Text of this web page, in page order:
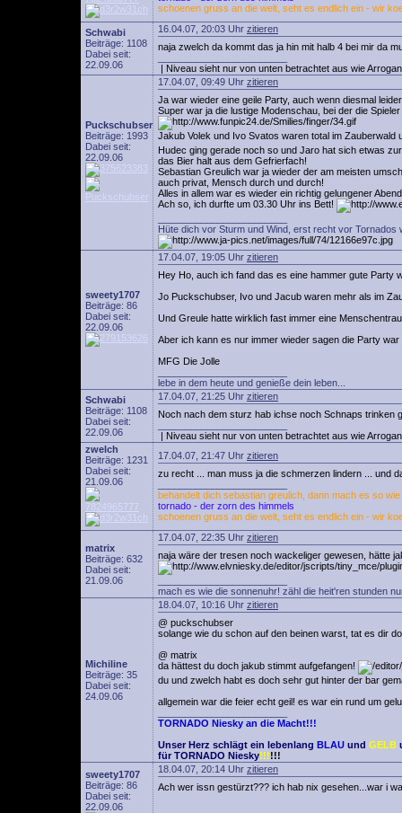
schoenen gruss an die welt, seht es endlich ein - wir
Schwabi
Beiträge: 1108
Dabei seit:
22.09.06
16.04.07, 20:03 Uhr zitieren
naja zwelch da kommt das ja hin mit halb 4 bei mir da
| Niveau sieht nur von unten betrachtet aus wie
Puckschubser
Beiträge: 1993
Dabei seit:
22.09.06
17.04.07, 09:49 Uhr zitieren
Ja war wieder eine geile Party, auch wenn diesmal
Super war ja die lustige Modenschau, bei der die
Jakub Volek und Ivo Svatos waren total im
Hudec ging gerade noch so und Jaro hat sich etwas
das Bier halt aus dem Gefrierfach!
Sebastian Greulich war ja wieder der am meisten
auch privat, Mensch durch und durch!
Alles in allem war es wieder ein richtig gelungener
Ach so, ich durfte um 03.30 Uhr ins Bett!
Hüte dich vor Sturm und Wind, erst recht vor Tornados
sweety1707
Beiträge: 86
Dabei seit:
22.09.06
17.04.07, 19:05 Uhr zitieren
Hey Ho, auch ich fand das es eine hammer gute Party
Jo Puckschubser, Ivo und Jacub waren mehr als im
Und Greule hatte wirklich fast immer eine
Aber ich kann es nur immer wieder sagen die Party war
MFG Die Jolle
lebe in dem heute und genieße dein leben...
Schwabi
Beiträge: 1108
Dabei seit:
22.09.06
17.04.07, 21:25 Uhr zitieren
Noch nach dem sturz hab ichse noch Schnaps trinken
| Niveau sieht nur von unten betrachtet aus wie
zwelch
Beiträge: 1231
Dabei seit:
21.09.06
17.04.07, 21:47 Uhr zitieren
zu recht ... man muss ja die schmerzen lindern ... und
behandelt dich sebastian greulich, dann mach es so
tornado - der zorn des himmels
schoenen gruss an die welt, seht es endlich ein - wir
matrix
Beiträge: 632
Dabei seit:
21.09.06
17.04.07, 22:35 Uhr zitieren
naja wäre der tresen noch wackeliger gewesen, hätte
mach es wie die sonnenuhr! zähl die heit'ren stunden
Michiline
Beiträge: 35
Dabei seit:
24.09.06
18.04.07, 10:16 Uhr zitieren
@ puckschubser
solange wie du schon auf den beinen warst, tat es dir
@ matrix
da hättest du doch jakub stimmt aufgefangen!
du und zwelch habt es doch sehr gut hinter der bar
allgemein war die feier echt geil! es war ein rund um
TORNADO Niesky an die Macht!!!
Unser Herz schlägt ein lebenlang BLAU und GELB
für TORNADO Niesky!!!!!!
sweety1707
Beiträge: 86
Dabei seit:
22.09.06
18.04.07, 20:14 Uhr zitieren
Ach wer issn gestürzt??? ich hab nix gesehen...war i